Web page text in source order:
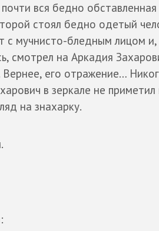
почти вся бедно
стоял бедно одетый
с мучнисто-бледным лицом и,
смотрел на Аркадия
его отражение…
в зеркале не приметил
на знахарку.